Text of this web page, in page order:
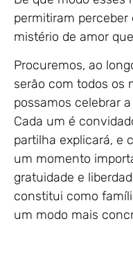
permitiram
mistério de amor
Procuremos, ao
serão com todos os
possamos celebrar
Cada um é
partilha explicará, e
um momento
gratuidade e
constitui como
um modo mais